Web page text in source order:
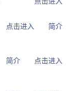
简介
点击进入
点击进入
简介